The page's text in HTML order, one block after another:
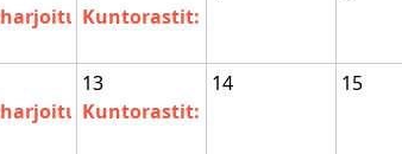
Kuntorastit: Kotanen
13
Kuntorastit: Roninmäki
14 15